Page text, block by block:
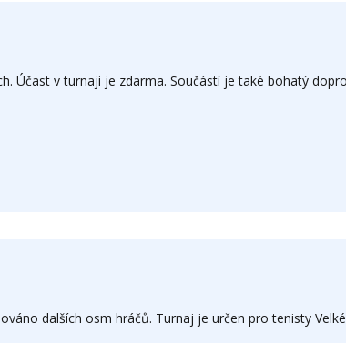
Účast v turnaji je zdarma. Součástí je také bohatý
dalších osm hráčů. Turnaj je určen pro tenisty